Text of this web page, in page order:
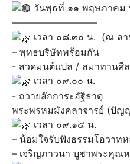
วันพุธที่ ๑๑ พฤษภาคม
—————————
เวลา ๐๘.๓๐ น. ​ (ณ ลา
– พุทธบริษัทพร้อมกัน
​- สวดมนต์แปล / สมาทานศีล
เวลา ๐๙.๐๐ น. ​
​- ถวายสักการะอัฐิธาตุ
พระพรหมมังคลาจารย์ (ปั
เวลา ๐๙.๑๕ น.
– น้อมใจรับฟังธรรมโอวา
– เจริญภาวนา บูชาพระคุ